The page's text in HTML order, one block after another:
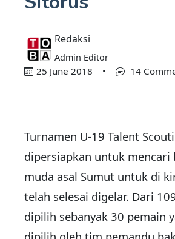
Redaksi
Admin Editor
25 June 2018 • 14
Turnamen U-19 Talent
dipersiapkan untuk mencari
muda asal Sumut untuk di
telah selesai digelar. Dari
dipilih sebanyak 30 pemain